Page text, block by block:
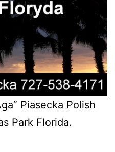
Piasecka Polish
Park Florida.